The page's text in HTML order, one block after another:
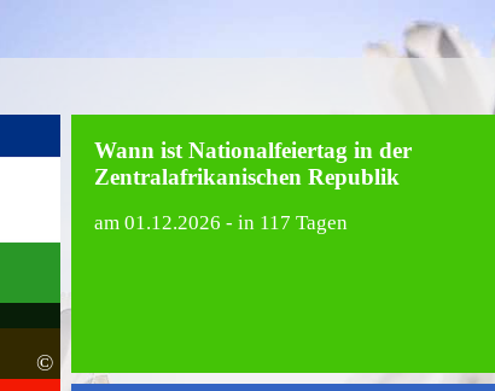
©
Wann ist Nationalfeiertag in der
Zentralafrikanischen Republik
am01.12.2026 - in 117 Tagen